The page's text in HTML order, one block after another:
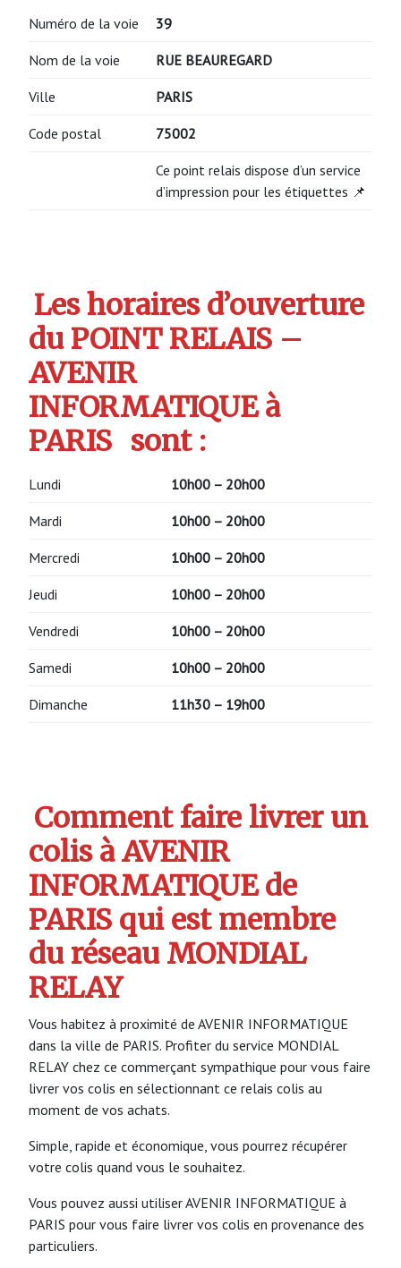
Numéro de la voie 39
Nom de la voie RUE BEAUREGARD
Ville PARIS
Code postal 75002
Ce point relais dispose d’un service
d’impression pour les étiquettes 📌
Les horaires d’ouverture
du POINT RELAIS –
AVENIR
INFORMATIQUE à
PARIS sont :
Lundi 10h00 – 20h00
Mardi 10h00 – 20h00
Mercredi 10h00 – 20h00
Jeudi 10h00 – 20h00
Vendredi 10h00 – 20h00
Samedi 10h00 – 20h00
Dimanche 11h30 – 19h00
Comment faire livrer un
colis à AVENIR
INFORMATIQUE de
PARIS qui est membre
du réseau MONDIAL
RELAY
Vous habitez à proximité de AVENIR INFORMATIQUE
dans la ville de PARIS. Profiter du service MONDIAL
RELAY chez ce commerçant sympathique pour vous faire
livrer vos colis en sélectionnant ce relais colis au
moment de vos achats.
Simple, rapide et économique, vous pourrez récupérer
votre colis quand vous le souhaitez.
Vous pouvez aussi utiliser AVENIR INFORMATIQUE à
PARIS pour vous faire livrer vos colis en provenance des
particuliers.